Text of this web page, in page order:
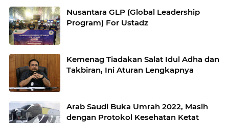
Nusantara GLP (Global Leadership
Program) For Ustadz
Kemenag Tiadakan Salat Idul Adha dan
Takbiran, Ini Aturan Lengkapnya
Arab Saudi Buka Umrah 2022, Masih
dengan Protokol Kesehatan Ketat